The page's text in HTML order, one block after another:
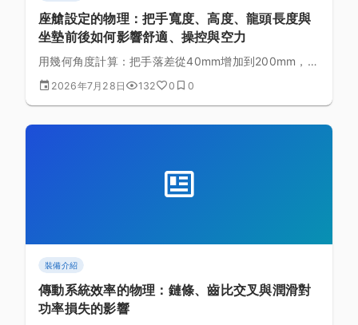
座艙設定的物理：把手寬度、高度、龍頭長度與
坐墊前後如何影響舒適、操控與空力
用幾何角度計算：把手落差從40mm增加到200mm，軀
幹傾角從3.5度拉大到17.1度。搞懂座艙四大調整項目背
後的力學邏輯，找到適合自己的設定，而非套用固定公
2026年7月28日 132 0 0
裝備介紹
傳動系統效率的物理：鏈條、齒比交叉與潤滑對
功率損失的影響